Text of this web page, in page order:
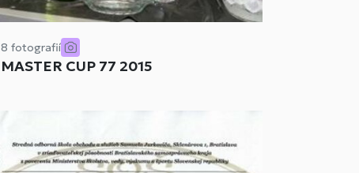
8 fotografií
MASTER CUP 77 2015